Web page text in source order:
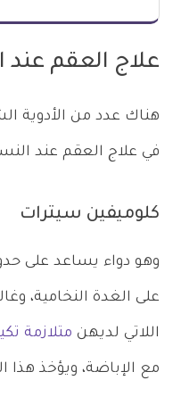
علاج العقم عند
هناك عدد من الأدوية
في علاج العقم عند
كلوميفين سيترات
وهو دواء يساعد على
على الغدة النخامية،
اللاتي لديهن متلازمة
مع الإباضة، ويؤخذ هذا